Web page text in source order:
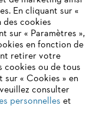
En cliquant sur «
cookies
sur « Paramètres »,
en fonction de
retirer votre
cookies ou de tous
sur « Cookies » en
consulter
personnelles et